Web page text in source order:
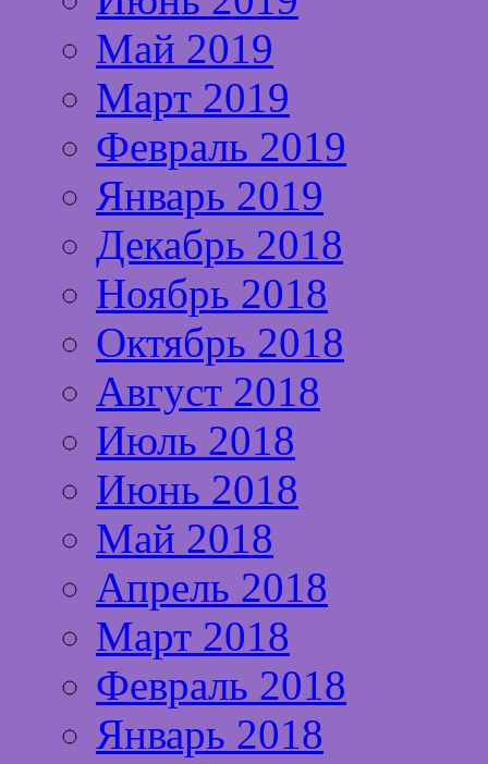
Май 2019
Март 2019
Февраль 2019
Январь 2019
Декабрь 2018
Ноябрь 2018
Октябрь 2018
Август 2018
Июль 2018
Июнь 2018
Май 2018
Апрель 2018
Март 2018
Февраль 2018
Январь 2018